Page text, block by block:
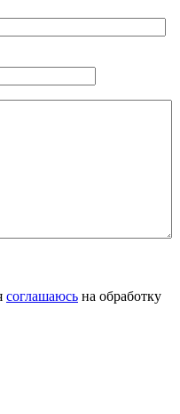
соглашаюсь на обработку